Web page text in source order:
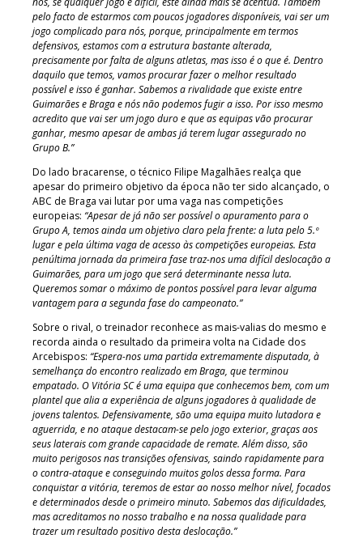
pelo facto de estarmos com poucos jogadores disponíveis, vai ser um
jogo complicado para nós, porque, principalmente em termos
defensivos, estamos com a estrutura bastante alterada,
precisamente por falta de alguns atletas, mas isso é o que é. Dentro
daquilo que temos, vamos procurar fazer o melhor resultado
possível e isso é ganhar. Sabemos a rivalidade que existe entre
Guimarães e Braga e nós não podemos fugir a isso. Por isso mesmo
acredito que vai ser um jogo duro e que as equipas vão procurar
ganhar, mesmo apesar de ambas já terem lugar assegurado no
Grupo B.”
Do lado bracarense, o técnico Filipe Magalhães realça que
apesar do primeiro objetivo da época não ter sido alcançado, o
ABC de Braga vai lutar por uma vaga nas competições
europeias: “Apesar de já não ser possível o apuramento para o
Grupo A, temos ainda um objetivo claro pela frente: a luta pelo 5.º
lugar e pela última vaga de acesso às competições europeias. Esta
penúltima jornada da primeira fase traz-nos uma difícil deslocação a
Guimarães, para um jogo que será determinante nessa luta.
Queremos somar o máximo de pontos possível para levar alguma
vantagem para a segunda fase do campeonato.”
Sobre o rival, o treinador reconhece as mais-valias do mesmo e
recorda ainda o resultado da primeira volta na Cidade dos
Arcebispos: “Espera-nos uma partida extremamente disputada, à
semelhança do encontro realizado em Braga, que terminou
empatado. O Vitória SC é uma equipa que conhecemos bem, com um
plantel que alia a experiência de alguns jogadores à qualidade de
jovens talentos. Defensivamente, são uma equipa muito lutadora e
aguerrida, e no ataque destacam-se pelo jogo exterior, graças aos
seus laterais com grande capacidade de remate. Além disso, são
muito perigosos nas transições ofensivas, saindo rapidamente para
o contra-ataque e conseguindo muitos golos dessa forma. Para
conquistar a vitória, teremos de estar ao nosso melhor nível, focados
e determinados desde o primeiro minuto. Sabemos das dificuldades,
mas acreditamos no nosso trabalho e na nossa qualidade para
trazer um resultado positivo desta deslocação.”